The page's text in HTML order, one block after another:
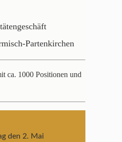
Partenkirchen
ca. 1000 Positionen und
den 2. Mai